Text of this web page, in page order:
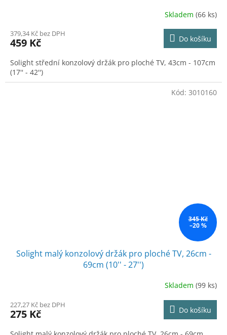
Skladem (66 ks)
379,34 Kč bez DPH
459 Kč Do košíku
Solight střední konzolový držák pro ploché TV, 43cm - 107cm
(17'' - 42'')
345 Kč
–20 %
Solight malý konzolový držák pro ploché TV, 26cm -
69cm (10'' - 27'')
Skladem (99 ks)
227,27 Kč bez DPH
275 Kč Do košíku
Kód: 3010160